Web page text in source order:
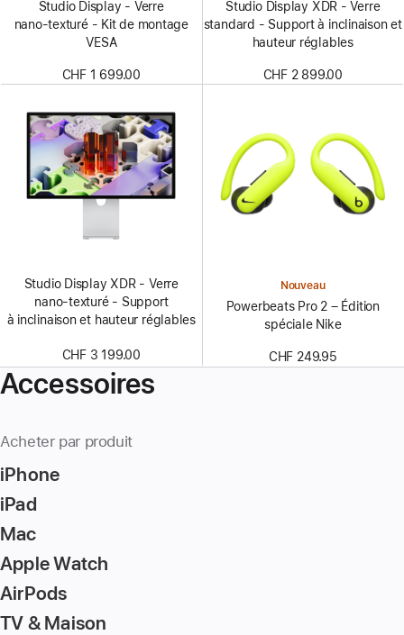
Studio Display - Verre
nano‑texturé - Kit de montage
VESA
CHF 1 699.00
Studio Display XDR - Verre
standard - Support à inclinaison et
hauteur réglables
CHF 2 899.00
Studio Display XDR - Verre
nano‑texturé - Support
à inclinaison et hauteur réglables
CHF 3 199.00
Nouveau
Powerbeats Pro 2 – Édition
spéciale Nike
CHF 249.95
Accessoires
Acheter par produit
iPhone
iPad
Mac
Apple Watch
AirPods
TV & Maison